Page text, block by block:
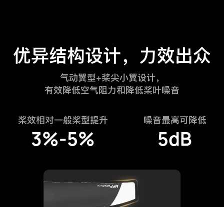
优异结构设计， 力效出众
气动翼型+桨尖小翼设计，
有效降低空气阻力和降低桨叶噪音
桨效相对一般桨型提升
3%-5%
噪音最高可降低
5dB